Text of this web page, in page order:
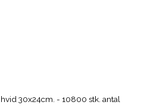
hvid 30x24cm. - 10800 stk. antal